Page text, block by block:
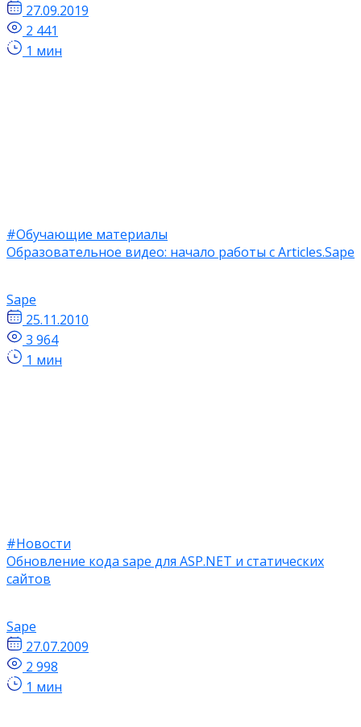
27.09.2019
2 441
1 мин
#Обучающие материалы
Образовательное видео: начало работы с Articles.Sape
Sape
25.11.2010
3 964
1 мин
#Новости
Обновление кода sape для ASP.NET и статических
сайтов
Sape
27.07.2009
2 998
1 мин